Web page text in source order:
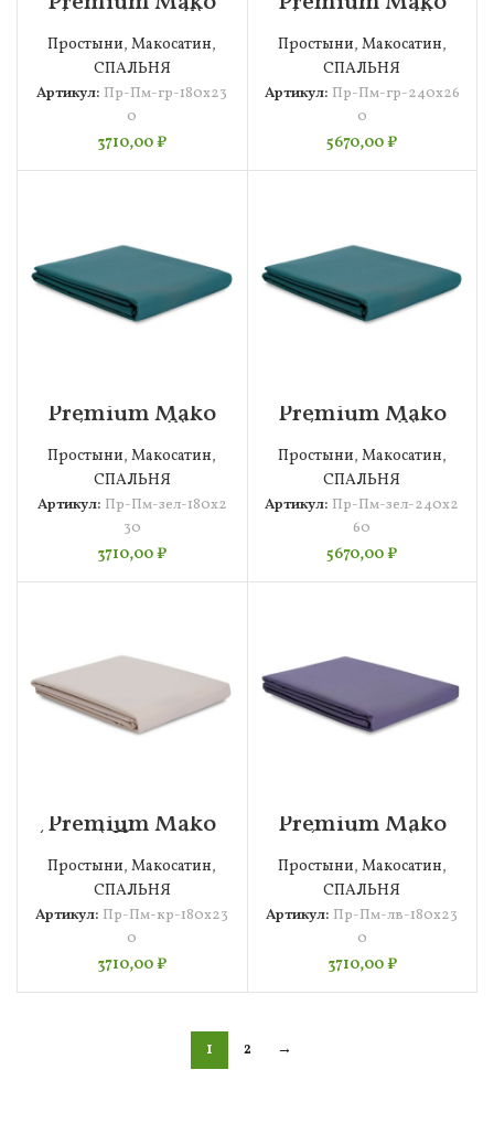
(горчичный)
Простыня
180х230
Простыни,Макосатин,
СПАЛЬНЯ
Артикул: Пр-Пм-гр-180х23
0
3710,00₽
(горчичный)
Простыня
240х260
Простыни, Макосатин,
СПАЛЬНЯ
Артикул: Пр-Пм-гр-240х26
0
5670,00₽
Premium Mako
(зеленый)
Простыня
180х230
Простыни,Макосатин,
СПАЛЬНЯ
Артикул: Пр-Пм-зел-180х2
30
3710,00₽
Premium Mako
(зеленый)
Простыня
240х260
Простыни, Макосатин,
СПАЛЬНЯ
Артикул: Пр-Пм-зел-240х2
60
5670,00₽
Premium Mako
(крем) Простыня
180х230
Простыни,Макосатин,
СПАЛЬНЯ
Артикул: Пр-Пм-кр-180х23
0
3710,00₽
Premium Mako
(лаванда)
Простыня
180х230
Простыни, Макосатин,
СПАЛЬНЯ
Артикул: Пр-Пм-лв-180х23
0
3710,00₽
1 2 →